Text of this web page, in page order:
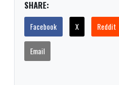
SHARE:
Facebook X Reddit
Email